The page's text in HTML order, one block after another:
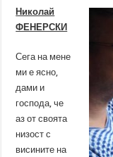
Николай
ФЕНЕРСКИ
Сега на мене
ми е ясно,
дами и
господа, че
аз от своята
низост с
висините на